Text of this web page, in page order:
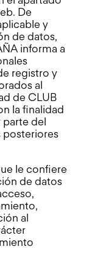
De
y
de datos,
informa a
registro y
al
de CLUB
la finalidad
del
posteriores
le confiere
de datos
al